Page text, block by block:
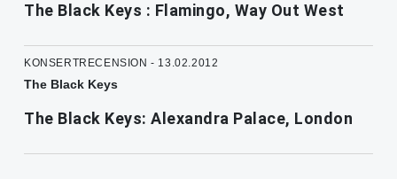
The Black Keys : Flamingo, Way Out West
KONSERTRECENSION - 13.02.2012
The Black Keys
The Black Keys: Alexandra Palace, London